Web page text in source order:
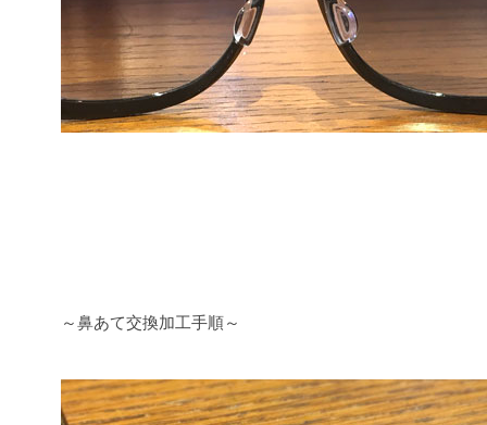
～鼻あて交換加工手順～